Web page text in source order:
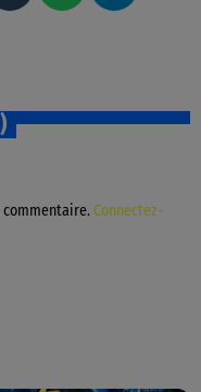
commentaire. Connectez-